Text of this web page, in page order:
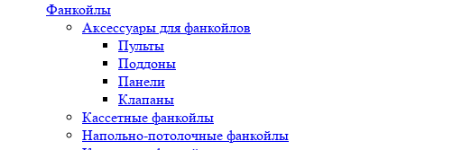
Фанкойлы
Аксессуары для фанкойлов
Пульты
Поддоны
Панели
Клапаны
Кассетные фанкойлы
Напольно-потолочные фанкойлы